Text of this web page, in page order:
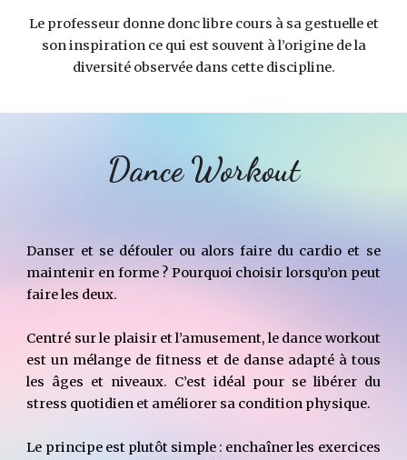
Le professeur donne donc libre cours à sa gestuelle et
son inspiration ce qui est souvent à l’origine de la
diversité observée dans cette discipline.
Dance Workout
Danser et se défouler ou alors faire du cardio et se
maintenir en forme ? Pourquoi choisir lorsqu’on peut
faire les deux.
Centré sur le plaisir et l’amusement, le dance workout
est un mélange de fitness et de danse adapté à tous
les âges et niveaux. C’est idéal pour se libérer du
stress quotidien et améliorer sa condition physique.
Le principe est plutôt simple : enchaîner les exercices